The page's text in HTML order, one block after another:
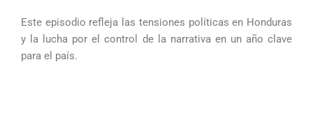
Este episodio refleja las tensiones políticas en Honduras
y la lucha por el control de la narrativa en un año clave
para el país.